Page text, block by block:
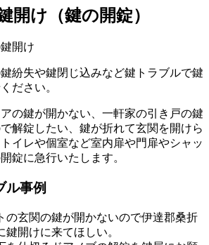
開け（鍵の開錠）
紛失や鍵閉じ込みなど鍵トラブルで鍵
ださい。
の鍵が開かない、一軒家の引き戸の鍵
解錠したい、鍵が折れて玄関を開けら
イレや個室など室内扉や門扉やシャッ
錠に急行いたします。
ル事例
の玄関の鍵が開かないので伊達郡桑折
鍵開けに来てほしい。